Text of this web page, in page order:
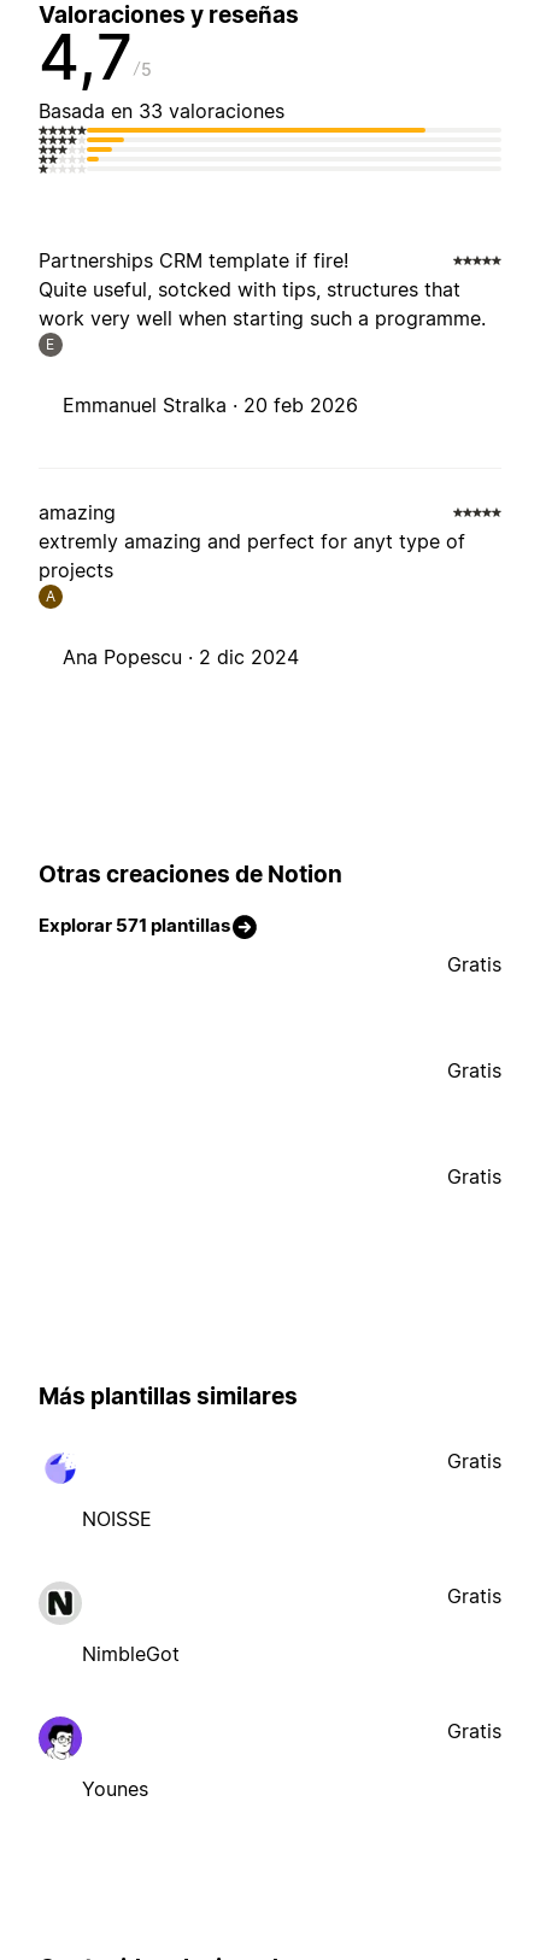
Valoraciones y reseñas
4,7 5
Basada en 33 valoraciones
Partnerships CRM template if fire!
Quite useful, sotcked with tips, structures that
work very well when starting such a programme.
E
Emmanuel Stralka · 20 feb 2026
amazing
extremly amazing and perfect for anyt type of
projects
A
Ana Popescu · 2 dic 2024
Otras creaciones de Notion
Explorar 571 plantillas
Gratis
Gratis
Gratis
Más plantillas similares
NOISSE
Gratis
NimbleGot
Gratis
Younes
Gratis